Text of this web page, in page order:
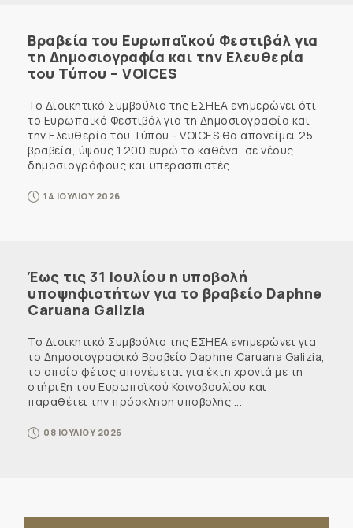
Βραβεία του Ευρωπαϊκού Φεστιβάλ για
τη Δημοσιογραφία και την Ελευθερία
του Τύπου – VOICES
Το Διοικητικό Συμβούλιο της ΕΣΗΕΑ ενημερώνει ότι
το Ευρωπαϊκό Φεστιβάλ για τη Δημοσιογραφία και
την Ελευθερία του Τύπου - VOICES θα απονείμει 25
βραβεία, ύψους 1.200 ευρώ το καθένα, σε νέους
δημοσιογράφους και υπερασπιστές ...
14 ΙΟΥΛΙΟΥ 2026
Έως τις 31 Ιουλίου η υποβολή
υποψηφιοτήτων για το βραβείο Daphne
Caruana Galizia
Το Διοικητικό Συμβούλιο της ΕΣΗΕΑ ενημερώνει για
το Δημοσιογραφικό Βραβείο Daphne Caruana Galizia,
το οποίο φέτος απονέμεται για έκτη χρονιά με τη
στήριξη του Ευρωπαϊκού Κοινοβουλίου και
παραθέτει την πρόσκληση υποβολής ...
08 ΙΟΥΛΙΟΥ 2026